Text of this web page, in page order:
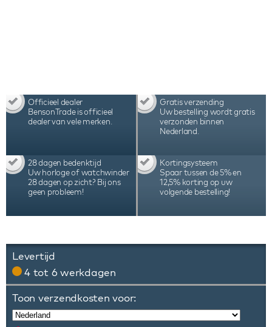
Officieel dealer
BensonTrade is officieel
dealer van vele merken.
Gratis verzending
Uw bestelling wordt gratis
verzonden binnen
Nederland.
28 dagen bedenktijd
Uw horloge of watchwinder
28 dagen op zicht? Bij ons
geen probleem!
Kortingsysteem
Spaar tussen de 5% en
12,5% korting op uw
volgende bestelling!
Levertijd
4 tot 6 werkdagen
Toon verzendkosten voor: